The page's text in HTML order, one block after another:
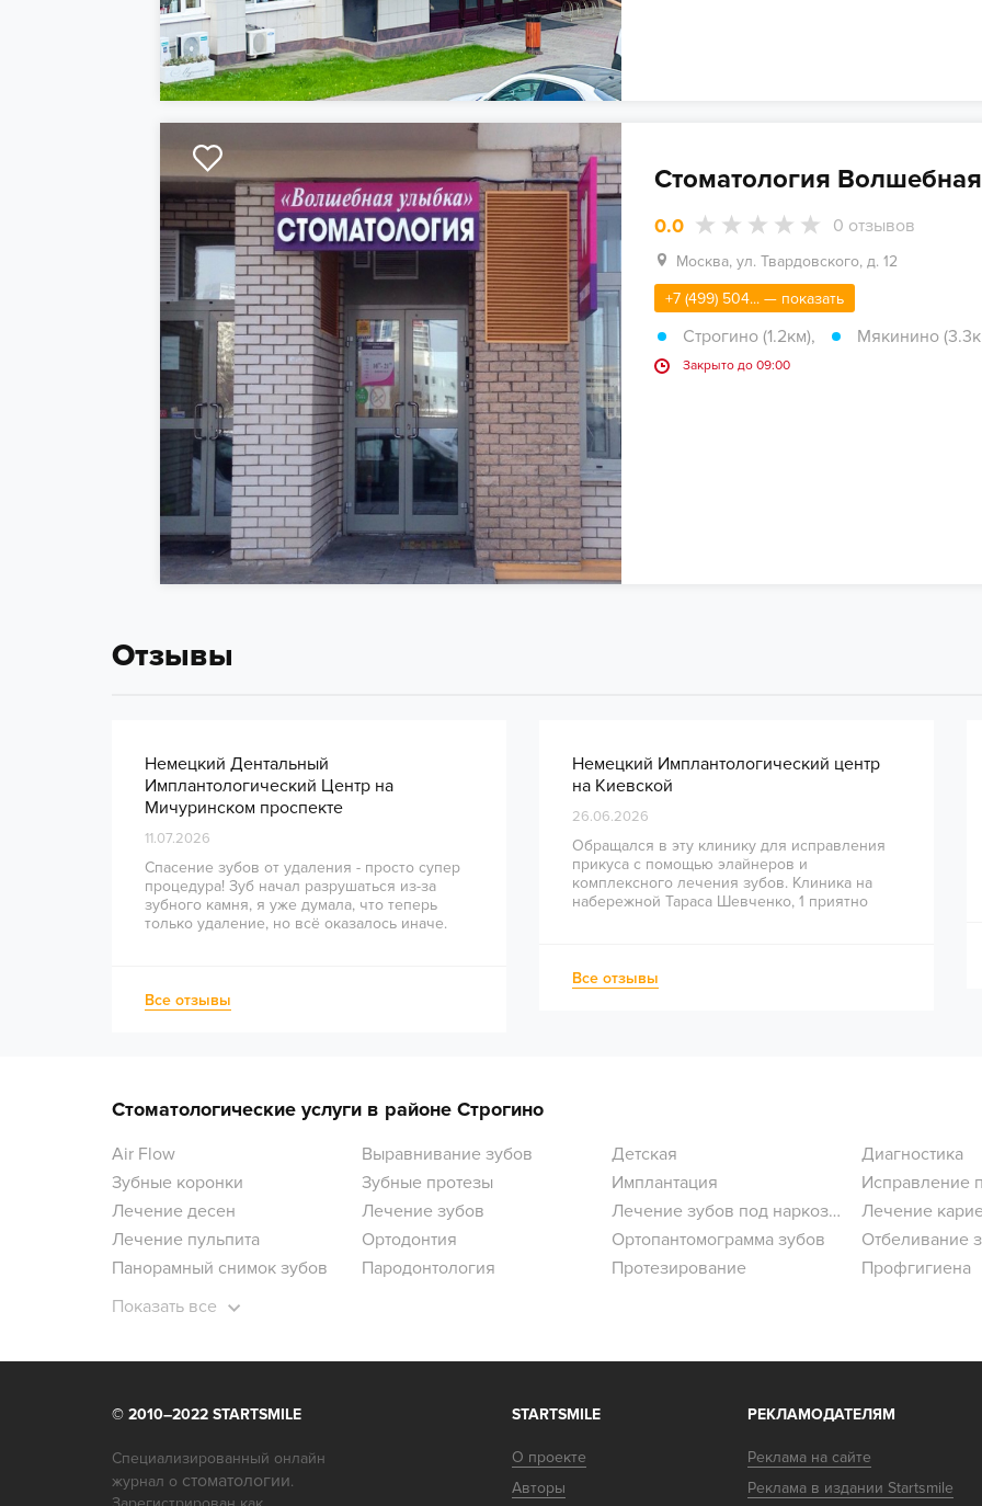
Стоматология
0.0 0 отзывов
Москва, ул. Твардовского, д. 12
+7 (499) 504... — показать
Строгино (1.2км), Мякинино
Закрыто до 09:00
Отзывы
Немецкий Дентальный
Имплантологический Центр на
Мичуринском проспекте
11.07.2026
Спасение зубов от удаления - просто супер
процедура! Зуб начал разрушаться из-за
зубного камня, я уже думала, что теперь
только удаление, но всё оказалось иначе.
Все отзывы
Немецкий Имплантологический центр
на Киевской
26.06.2026
Обращался в эту клинику для исправления
прикуса с помощью элайнеров и
комплексного лечения зубов. Клиника на
набережной Тараса Шевченко, 1 приятно
Весь процесс — от диагностики и
планирования до завершения лечения —
Все отзывы
Стоматологические услуги в районе Строгино
Air Flow Выравнивание зубов Детская
Диагностика
Зубные коронки
Зубные протезы Имплантация
Исправление
Лечение десен
Лечение зубов Лечение зубов под наркозом
Лечение
Лечение пульпита
Ортодонтия Ортопантомограмма зубов
Отбеливание
Панорамный снимок зубов
Пародонтология Протезирование
Профгигиена
Показать все
© 2010–2022 STARTSMILE
Специализированный онлайн
журнал о стоматологии.
STARTSMILE
О проекте
Авторы
РЕКЛАМОДАТЕЛЯМ
Реклама на сайте
Реклама в издании Startsmile